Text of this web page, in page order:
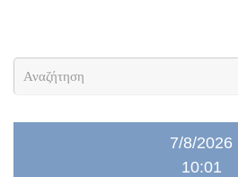
7/8/2026
10:01